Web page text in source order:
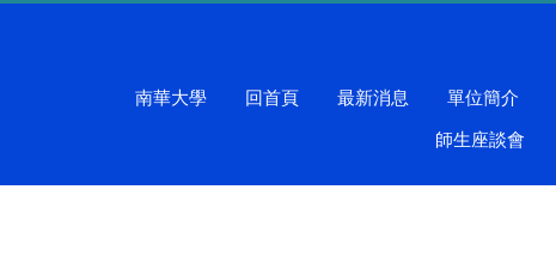
南華大學 回首頁 最新消息 單位簡介
師生座談會